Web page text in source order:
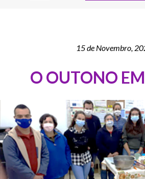
15 de Novembro,
O OUTONO